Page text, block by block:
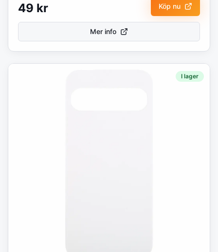
strömöverföring och långvarig prestanda. Perfekt för
interna reparationer, den hjälper till att återställa
enhetens fulla funktionalitet. Passar både gör-det-själv-
projekt och professionella tekniker, denna premium
laddningskontakt erbjuder en pålitlig lösning för att
bevara telefonens ursprungliga kvalitet och
användbarhet.Specifikationer:
49 kr Köp nu
Mer info
I lager